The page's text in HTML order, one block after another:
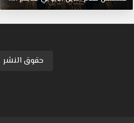
حقوق النشر